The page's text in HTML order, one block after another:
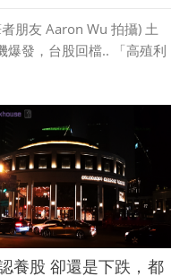
朋友 Aaron Wu 拍攝) 土
爆發，台股回檔.. 「高殖利
、華新科(2492) 波動劇烈
是不是要大崩盤 ?」的疑問
養股 卻還是下跌，都